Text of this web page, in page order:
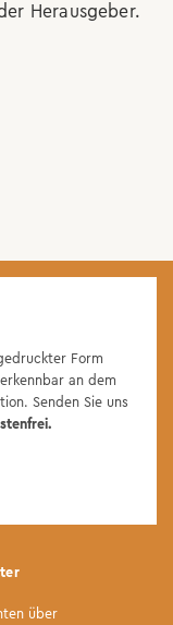
Herausgeber.
Form
an dem
Senden Sie uns
über